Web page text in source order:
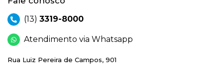
(13) 3319-8000
Atendimento via Whatsapp
Rua Luiz Pereira de Campos, 901